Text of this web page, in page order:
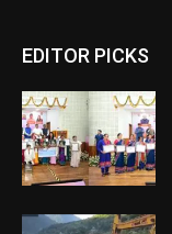
EDITOR PICKS